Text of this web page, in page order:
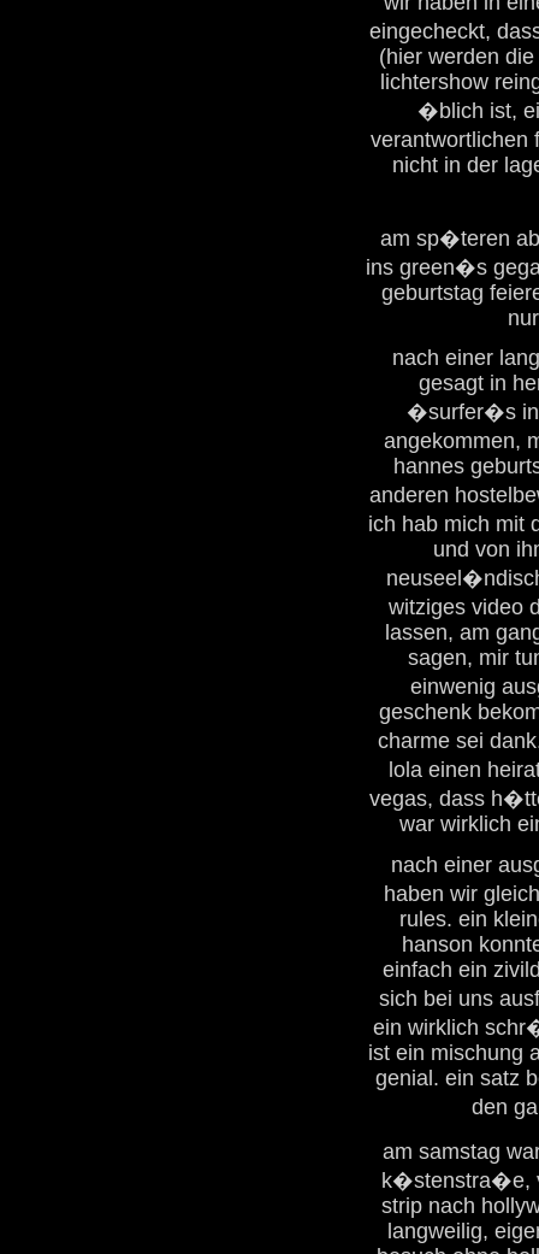
eingecheckt,
(hier werden
lichtershow
�blich ist,
nicht in der
am sp�teren
ins green�s
geburtstag
nach einer
gesagt in
�surfer�s
angekommen,
hannes
anderen
ich hab mich mit
und von
witziges video
lassen, am
sagen, mir
einwenig
geschenk
charme sei
lola einen
vegas, dass
war wirklich
nach einer
haben wir
rules. ein
hanson
einfach ein
sich bei uns
ein wirklich
ist ein mischung
genial. ein satz
den
am samstag
k�stenstra�e,
strip nach
langweilig,